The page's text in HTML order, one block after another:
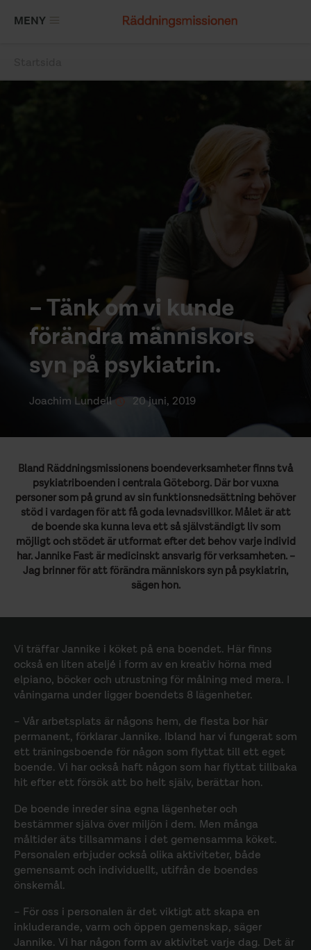
MENY
Länkstig
– Tänk om vi kunde
förändra människors
syn på psykiatrin.
Joachim Lundell 20 juni, 2019
Bland Räddningsmissionens boendeverksamheter finns två
psykiatriboenden i centrala Göteborg. Där bor vuxna
personer som på grund av sin funktionsnedsättning behöver
stöd i vardagen för att få goda levnadsvillkor. Målet är att
de boende ska kunna leva ett så självständigt liv som
möjligt och stödet är utformat efter det behov varje individ
har. Jannike Fast är medicinskt ansvarig för verksamheten. –
Jag brinner för att förändra människors syn på psykiatrin,
sägen hon.
Vi träffar Jannike i köket på ena boendet. Här finns
också en liten ateljé i form av en kreativ hörna med
elpiano, böcker och utrustning för målning med mera. I
våningarna under ligger boendets 8 lägenheter.
– Vår arbetsplats är någons hem, de flesta bor här
permanent, förklarar Jannike. Ibland har vi fungerat som
ett träningsboende för någon som flyttat till ett eget
boende. Vi har också haft någon som har flyttat tillbaka
hit efter ett försök att bo helt själv, berättar hon.
De boende inreder sina egna lägenheter och
bestämmer själva över miljön i dem. Men många
måltider äts tillsammans i det gemensamma köket.
Personalen erbjuder också olika aktiviteter, både
gemensamt och individuellt, utifrån de boendes
önskemål.
– För oss i personalen är det viktigt att skapa en
inkluderande, varm och öppen gemenskap, säger
Jannike. Vi har någon form av aktivitet varje dag. Det är